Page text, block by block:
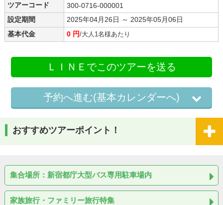
ツアーコード
300-0716-000001
設定期間
2025年04月26日 ～ 2025年05月06日
基本代金
0 円/大人1名様あたり
ＬＩＮＥでこのツアーを送る
予約へ進む(基本カレンダーへ)
おすすめツアーポイント！
集合場所：新宿都庁大型バス専用駐車場内
家族旅行・ファミリー旅行特集